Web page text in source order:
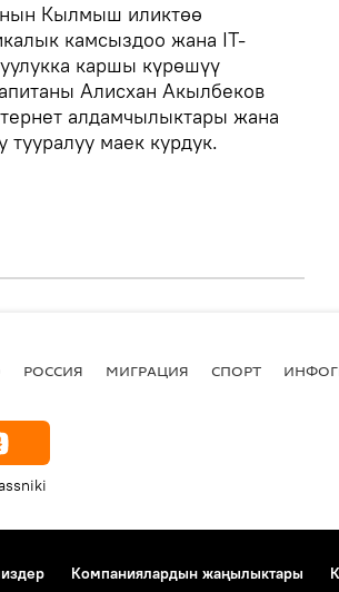
Кылмыш иликтөө
камсыздоо жана IT-
каршы күрөшүү
Алисхан Акылбеков
алдамчылыктары жана
маек курдук.
РОССИЯ МИГРАЦИЯ СПОРТ
Компаниялардын жаңылыктары